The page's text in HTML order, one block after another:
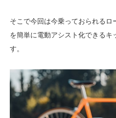
そこで今回は今乗っておられるロ
を簡単に電動アシスト化できるキ
す。